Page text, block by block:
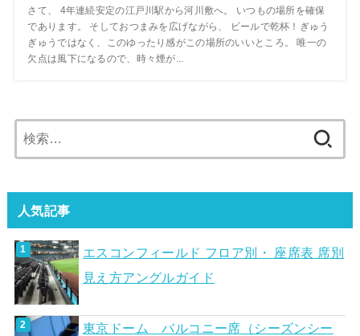
さて、 4年連続安定の江戸川駅から河川敷へ。 いつもの場所を確保
であります。 そしておつまみを広げながら、 ビールで乾杯！ぎゅう
ぎゅうではなく、このゆったり感がこの場所のいいところ。 唯一の
欠点は風下になるので、時々煙が...
索:
人気記事
エスコンフィールド フロア別・ 座席表 席別
見え方アングルガイド
東京ドーム バルコニー席（シーズンシー